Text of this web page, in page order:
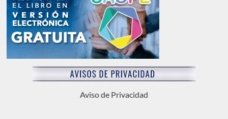
Aviso de Privacidad